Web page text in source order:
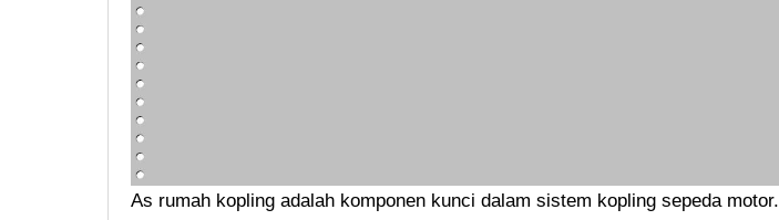
As rumah kopling adalah komponen kunci dalam sistem kopling sepeda motor.